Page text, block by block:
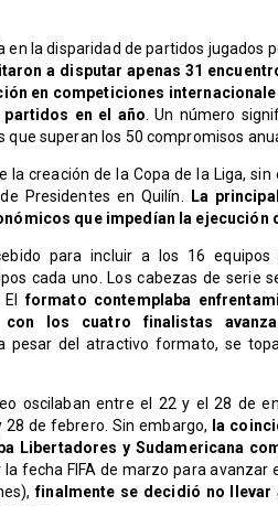
la disparidad de partidos jugados
a disputar apenas 31
en competiciones
en el año. Un número
superan los 50 compromisos
creación de la Copa de la Liga,
Presidentes en Quilín. La
que impedían la ejecución
para incluir a los 16 equipos
cada uno. Los cabezas de serie
formato contemplaba
los cuatro finalistas
pesar del atractivo formato, se
oscilaban entre el 22 y el 28 de
de febrero. Sin embargo, la
Libertadores y Sudamericana
fecha FIFA de marzo para avanzar
finalmente se decidió no llevar